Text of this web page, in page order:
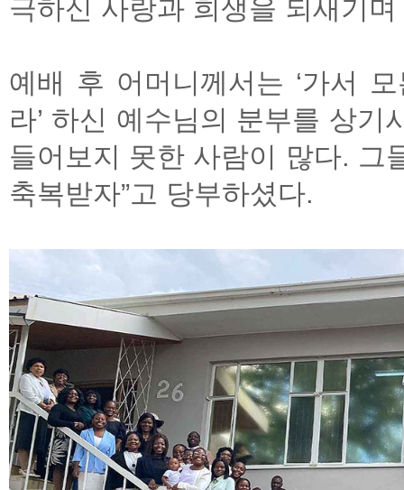
극하신 사랑과 희생을 되새기
예배 후 어머니께서는 ‘가서
라’ 하신 예수님의 분부를 상기
들어보지 못한 사람이 많다. 그
축복받자”고 당부하셨다.